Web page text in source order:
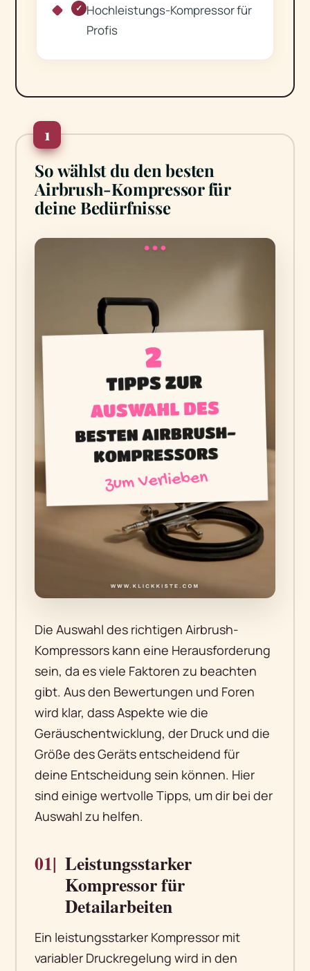
✓ Hochleistungs-Kompressor für
Profis
1
So wählst du den besten
Airbrush-Kompressor für
deine Bedürfnisse
Die Auswahl des richtigen Airbrush-
Kompressors kann eine Herausforderung
sein, da es viele Faktoren zu beachten
gibt. Aus den Bewertungen und Foren
wird klar, dass Aspekte wie die
Geräuschentwicklung, der Druck und die
Größe des Geräts entscheidend für
deine Entscheidung sein können. Hier
sind einige wertvolle Tipps, um dir bei der
Auswahl zu helfen.
01| Leistungsstarker
Kompressor für
Detailarbeiten
Ein leistungsstarker Kompressor mit
variabler Druckregelung wird in den